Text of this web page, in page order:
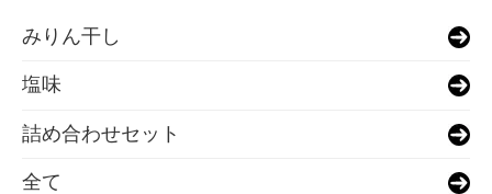
みりん干し
塩味
詰め合わせセット
全て